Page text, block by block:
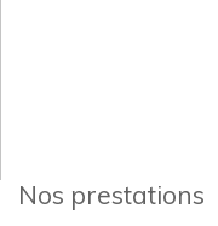
Nos prestations